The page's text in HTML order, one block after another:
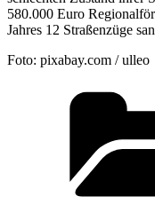
580.000 Euro
Jahres 12 Straßenzüge
Foto: pixabay.com / ulleo